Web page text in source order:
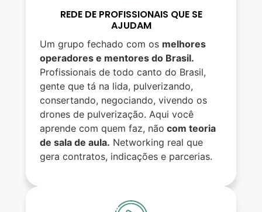
REDE DE PROFISSIONAIS QUE SE
AJUDAM
Um grupo fechado com os melhores
operadores e mentores do Brasil.
Profissionais de todo canto do Brasil,
gente que tá na lida, pulverizando,
consertando, negociando, vivendo os
drones de pulverização. Aqui você
aprende com quem faz, não com teoria
de sala de aula. Networking real que
gera contratos, indicações e parcerias.